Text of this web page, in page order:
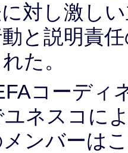
対し激し
と説明責
た。
コーディ
ユネスコに
ンバーは